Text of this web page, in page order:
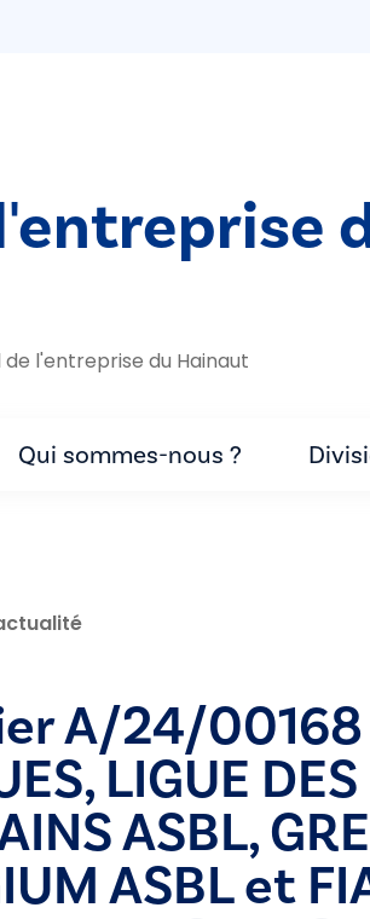
l'entreprise du Hainaut
Qui sommes-nous ?
A/24/00168
LIGUE
ASBL,
ASBL et